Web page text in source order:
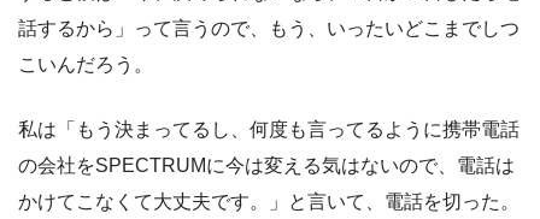
話するから」って言うので、もう、いったいどこまでしつ
こいんだろう。
私は「もう決まってるし、何度も言ってるように携帯電話
の会社をSPECTRUMに今は変える気はないので、電話は
かけてこなくて大丈夫です。」と言いて、電話を切った。